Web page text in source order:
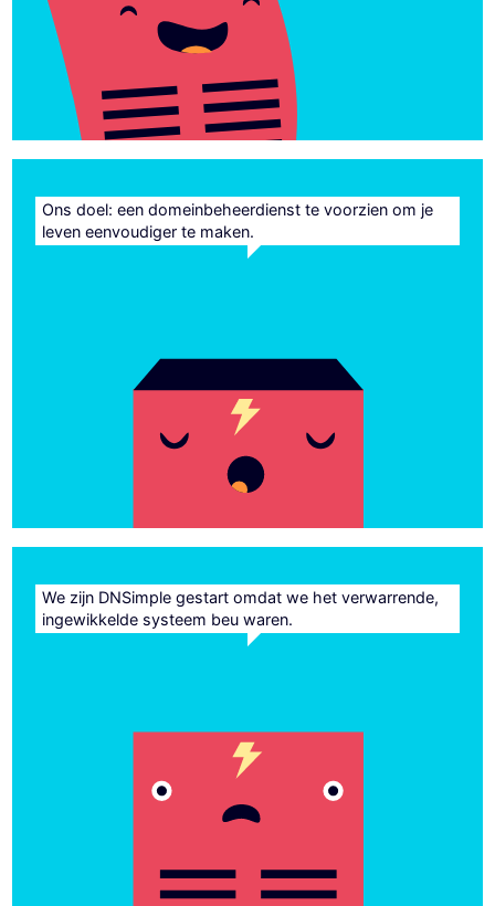
Ons doel: een domeinbeheerdienst te voorzien om je
leven eenvoudiger te maken.
We zijn DNSimple gestart omdat we het verwarrende,
ingewikkelde systeem beu waren.